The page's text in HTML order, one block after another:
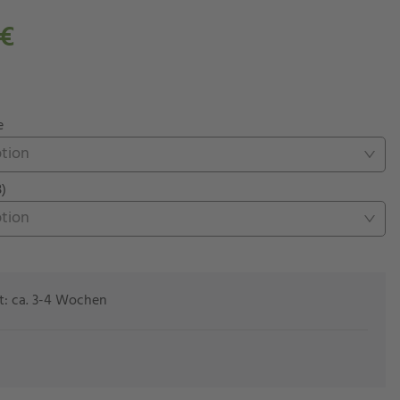
ca. 3-4 Wochen